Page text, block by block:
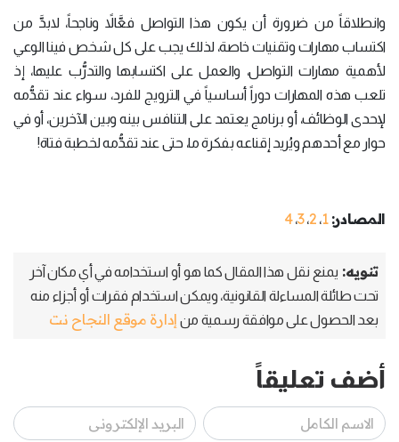
وانطلاقاً من ضرورة أن يكون هذا التواصل فعَّالاً وناجحاً، لابدَّ من
اكتساب مهارات وتقنيات خاصة، لذلك يجب على كل شخص فينا الوعي
لأهمية مهارات التواصل، والعمل على اكتسابها والتدرُّب عليها، إذ
تلعب هذه المهارات دوراً أساسياً في الترويج للفرد، سواء عند تقدُّمه
لإحدى الوظائف، أو برنامج يعتمد على التنافس بينه وبين الآخرين، أو في
حوار مع أحدهم ويُريد إقناعه بفكرة ما، حتى عند تقدُّمه لخطبة فتاة!
المصادر: 1، 2،3،4
تنويه: يمنع نقل هذا المقال كما هو أو استخدامه في أي مكان آخر
تحت طائلة المساءلة القانونية، ويمكن استخدام فقرات أو أجزاء منه
بعد الحصول على موافقة رسمية من إدارة موقع النجاح نت
أضف تعليقاً